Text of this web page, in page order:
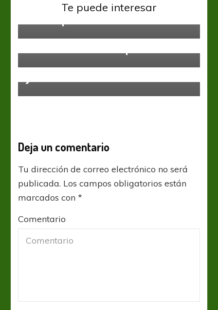
Te puede interesar
Boca Juniors
Copa Argentina: Boca busca el
Deja un comentario
Tu dirección de correo electrónico no será
publicada. Los campos obligatorios están
marcados con*
Comentario